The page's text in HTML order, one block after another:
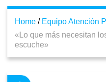
Home / Equipo Atención
«Lo que más necesitan
escuche»